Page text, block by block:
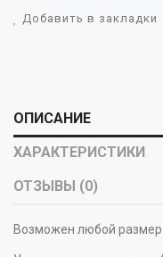
Добавить в закладки
ОПИСАНИЕ
ХАРАКТЕРИСТИКИ
ОТЗЫВЫ (0)
Возможен любой размер